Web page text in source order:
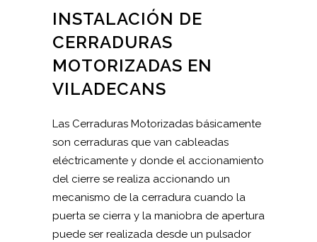
INSTALACIÓN DE
CERRADURAS
MOTORIZADAS EN
VILADECANS
Las Cerraduras Motorizadas básicamente
son cerraduras que van cableadas
eléctricamente y donde el accionamiento
del cierre se realiza accionando un
mecanismo de la cerradura cuando la
puerta se cierra y la maniobra de apertura
puede ser realizada desde un pulsador